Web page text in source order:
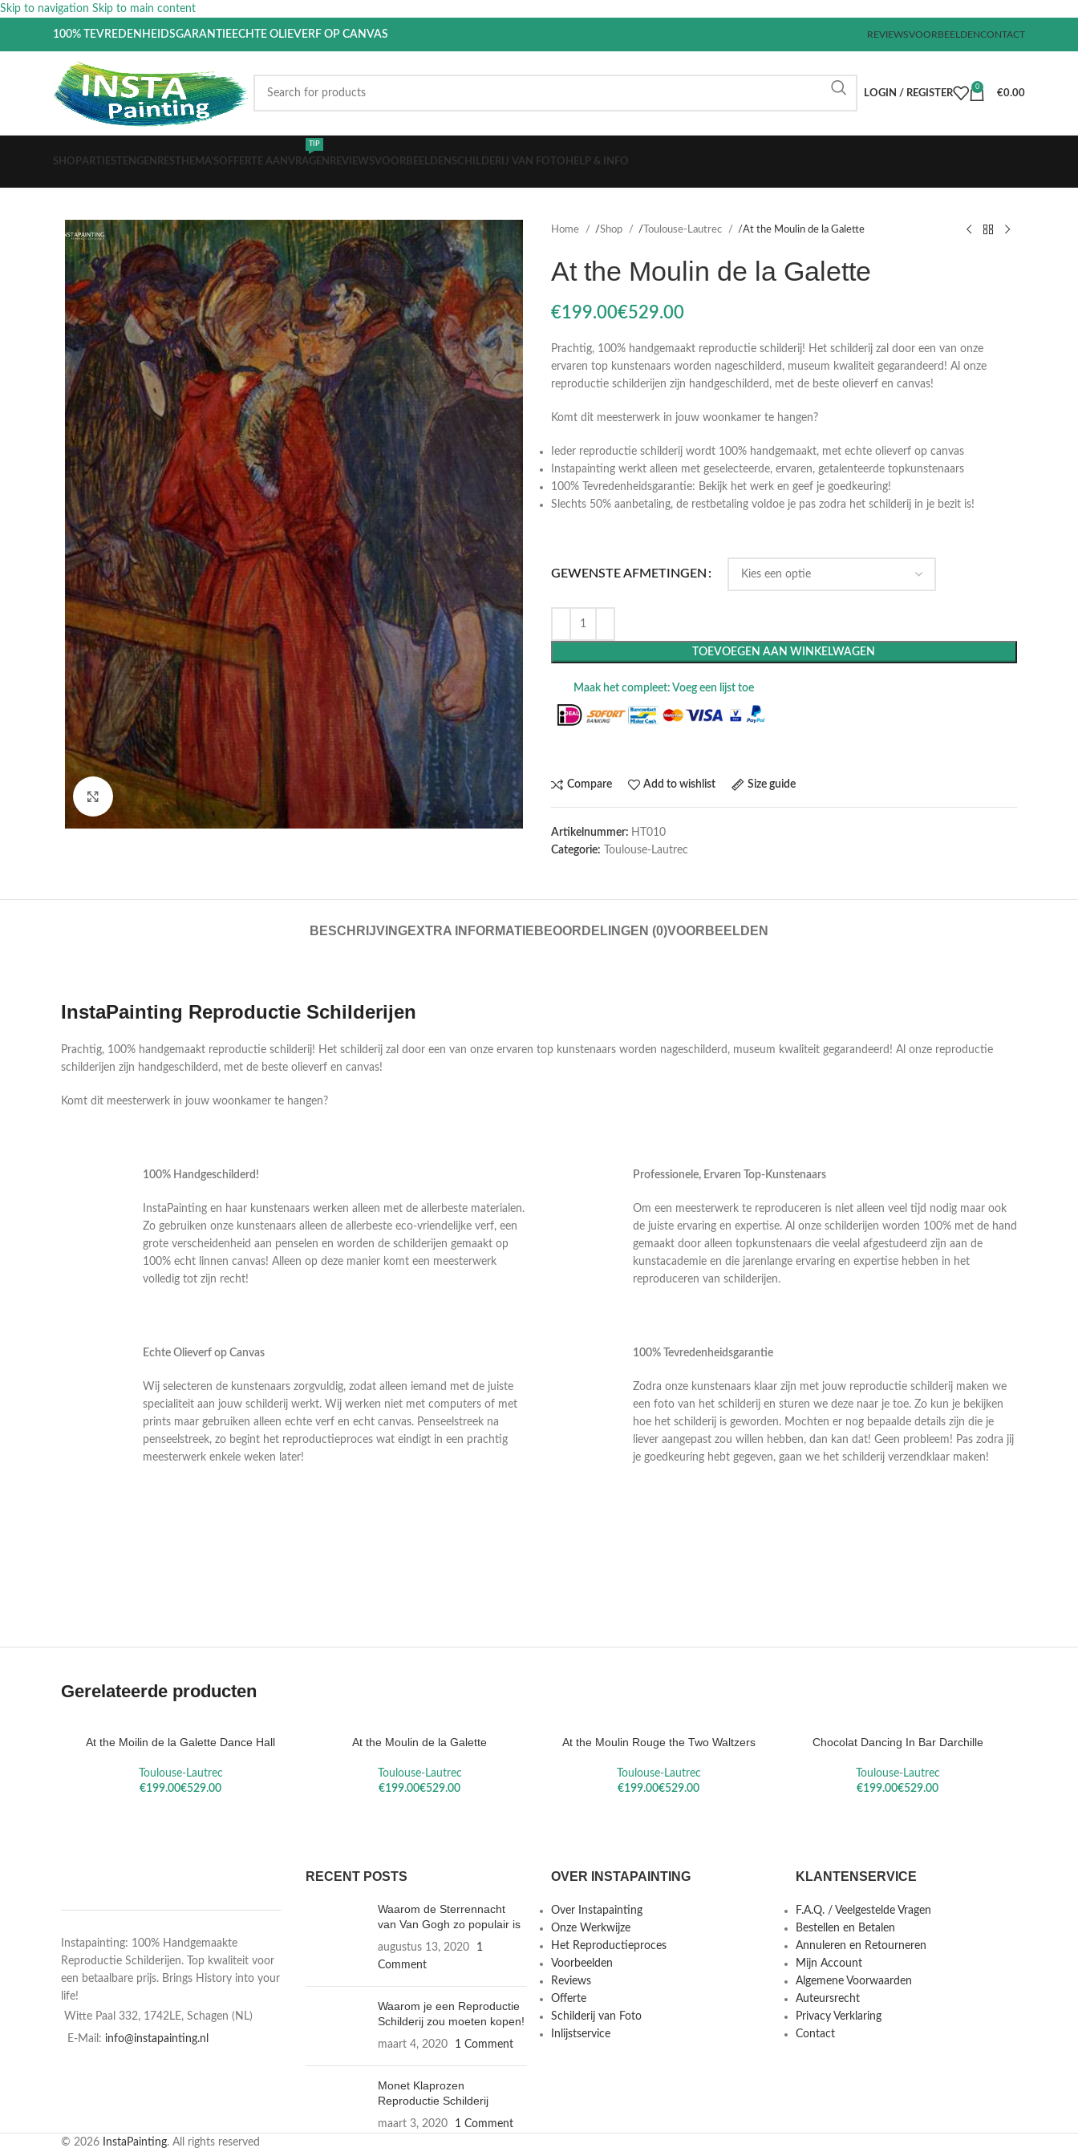
Skip to navigation Skip to main content
100% TEVREDENHEIDSGARANTIEECHTE OLIEVERF OP CANVAS REVIEWSVOORBEELDENCONTACT
LOGIN / REGISTER
0
€0.00
SHOPARTIESTEN GENRES THEMA’SOFFERTE AANVRAGEN
TIP
REVIEWSVOORBEELDEN SCHILDERIJ VAN FOTO HELP & INFO
Click to enlarge
Home Shop Toulouse-Lautrec At the Moulin de la Galette
At the Moulin de la Galette
€ €
Prachtig, 100% handgemaakt reproductie schilderij! Het schilderij zal door een van onze
ervaren top kunstenaars worden nageschilderd, museum kwaliteit gegarandeerd! Al onze
reproductie schilderijen zijn handgeschilderd, met de beste olieverf en canvas!
Komt dit meesterwerk in jouw woonkamer te hangen?
Ieder reproductie schilderij wordt 100% handgemaakt, met echte olieverf op canvas
Instapainting werkt alleen met geselecteerde, ervaren, getalenteerde topkunstenaars
100% Tevredenheidsgarantie: Bekijk het werk en geef je goedkeuring!
Slechts 50% aanbetaling, de restbetaling voldoe je pas zodra het schilderij in je bezit is!
GEWENSTE AFMETINGEN
TOEVOEGEN AAN WINKELWAGEN
Maak het compleet: Voeg een lijst toe
Compare Add to wishlist Size guide
Artikelnummer: HT010
Categorie:
Toulouse-Lautrec
BESCHRIJVINGEXTRA INFORMATIE BEOORDELINGEN (0)VOORBEELDEN
InstaPainting Reproductie Schilderijen
Prachtig, 100% handgemaakt reproductie schilderij! Het schilderij zal door een van onze ervaren top kunstenaars worden nageschilderd, museum kwaliteit gegarandeerd! Al onze reproductie
schilderijen zijn handgeschilderd, met de beste olieverf en canvas!
Komt dit meesterwerk in jouw woonkamer te hangen?
100% Handgeschilderd!
InstaPainting en haar kunstenaars werken alleen met de allerbeste materialen.
Zo gebruiken onze kunstenaars alleen de allerbeste eco-vriendelijke verf, een
grote verscheidenheid aan penselen en worden de schilderijen gemaakt op
100% echt linnen canvas! Alleen op deze manier komt een meesterwerk
volledig tot zijn recht!
Echte Olieverf op Canvas
Wij selecteren de kunstenaars zorgvuldig, zodat alleen iemand met de juiste
specialiteit aan jouw schilderij werkt. Wij werken niet met computers of met
prints maar gebruiken alleen echte verf en echt canvas. Penseelstreek na
penseelstreek, zo begint het reproductieproces wat eindigt in een prachtig
meesterwerk enkele weken later!
Professionele, Ervaren Top-Kunstenaars
Om een meesterwerk te reproduceren is niet alleen veel tijd nodig maar ook
de juiste ervaring en expertise. Al onze schilderijen worden 100% met de hand
gemaakt door alleen topkunstenaars die veelal afgestudeerd zijn aan de
kunstacademie en die jarenlange ervaring en expertise hebben in het
reproduceren van schilderijen.
100% Tevredenheidsgarantie
Zodra onze kunstenaars klaar zijn met jouw reproductie schilderij maken we
een foto van het schilderij en sturen we deze naar je toe. Zo kun je bekijken
hoe het schilderij is geworden. Mochten er nog bepaalde details zijn die je
liever aangepast zou willen hebben, dan kan dat! Geen probleem! Pas zodra jij
je goedkeuring hebt gegeven, gaan we het schilderij verzendklaar maken!
Gerelateerde producten
OPTIES SELECTEREN
At the Moilin de la Galette Dance Hall
Toulouse-Lautrec
€
€
OPTIES SELECTEREN
At the Moulin de la Galette
Toulouse-Lautrec
€
€
OPTIES SELECTEREN
At the Moulin Rouge the Two Waltzers
Toulouse-Lautrec
€
€
OPTIES SELECTEREN
Chocolat Dancing In Bar Darchille
Toulouse-Lautrec
€
€
Instapainting: 100% Handgemaakte
Reproductie Schilderijen. Top kwaliteit voor
een betaalbare prijs. Brings History into your
life!
Witte Paal 332, 1742LE, Schagen (NL)
E-Mail: info@instapainting.nl
RECENT POSTS
Waarom de Sterrennacht
van Van Gogh zo populair is
augustus 13, 2020
1
Comment
Waarom je een Reproductie
Schilderij zou moeten kopen!
maart 4, 2020 1 Comment
Monet Klaprozen
Reproductie Schilderij
maart 3, 2020 1 Comment
OVER INSTAPAINTING
Over Instapainting
Onze Werkwijze
Het Reproductieproces
Voorbeelden
Reviews
Offerte
Schilderij van Foto
Inlijstservice
KLANTENSERVICE
F.A.Q. / Veelgestelde Vragen
Bestellen en Betalen
Annuleren en Retourneren
Mijn Account
Algemene Voorwaarden
Auteursrecht
Privacy Verklaring
Contact
© 2026 InstaPainting. All rights reserved